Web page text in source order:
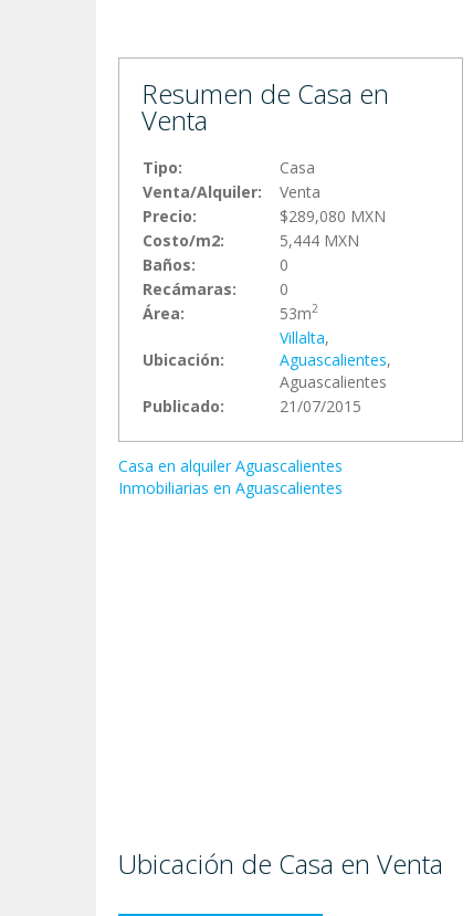
Resumen de Casa en
Venta
Tipo:
Casa
Venta/Alquiler:
Venta
Precio:
$289,080 MXN
Costo/m2:
5,444 MXN
Baños:
0
Recámaras:
0
Área:
53m2
Ubicación:
Villalta,
Aguascalientes,
Aguascalientes
Publicado:
21/07/2015
Casa en alquiler Aguascalientes
Inmobiliarias en Aguascalientes
Ubicación de Casa en Venta